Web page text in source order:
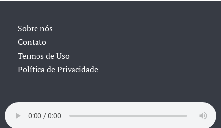
Sobre nós
Contato
Termos de Uso
Política de Privacidade